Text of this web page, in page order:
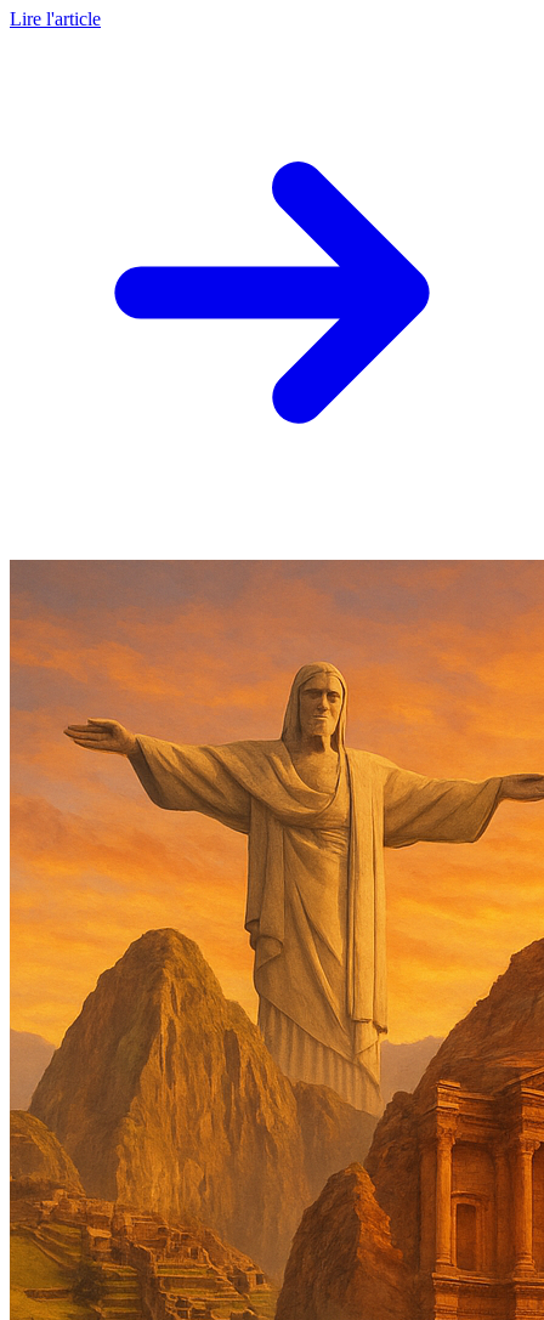
Lire l'article